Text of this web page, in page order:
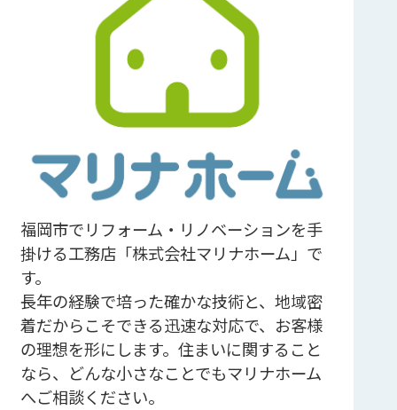
福岡市でリフォーム・リノベーションを手
掛ける工務店「株式会社マリナホーム」で
す。
長年の経験で培った確かな技術と、地域密
着だからこそできる迅速な対応で、お客様
の理想を形にします。住まいに関すること
なら、どんな小さなことでもマリナホーム
へご相談ください。